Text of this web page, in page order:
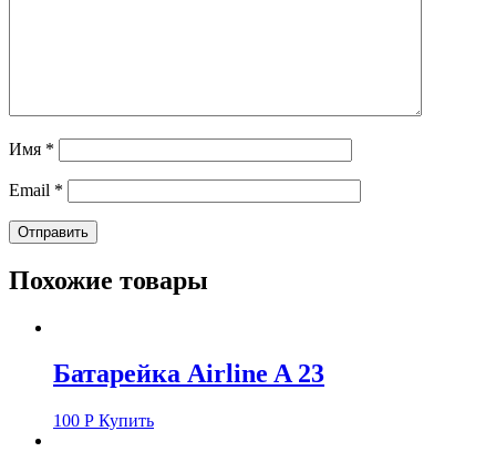
Имя *
Email *
Похожие товары
Батарейка Airline A 23
100 Р Купить